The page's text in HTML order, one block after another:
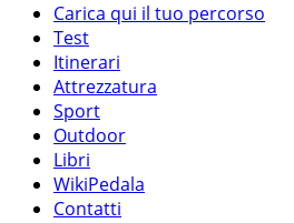
Carica qui il tuo percorso
Test
Itinerari
Attrezzatura
Sport
Outdoor
Libri
WikiPedala
Contatti